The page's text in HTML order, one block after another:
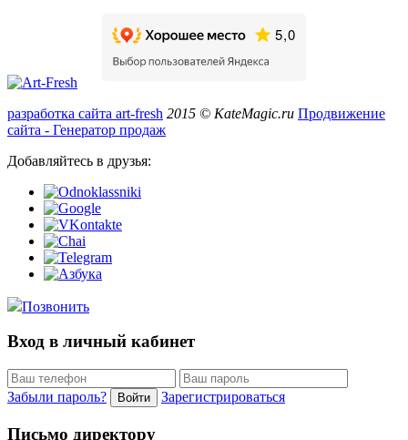
разработка сайта art-fresh 2015 © KateMagic.ru Продвижение
сайта - Генератор продаж
Добавляйтесь в друзья:
Позвонить
Вход в личный кабинет
Забыли пароль? Войти Зарегистрироваться
Письмо директору